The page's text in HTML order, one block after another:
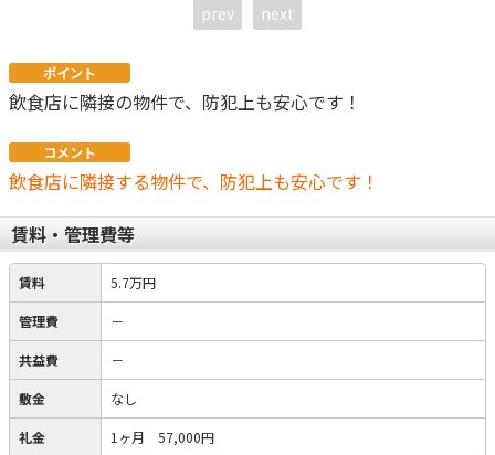
prev next
ポイント
飲食店に隣接の物件で、防犯上も安心です！
コメント
飲食店に隣接する物件で、防犯上も安心です！
賃料・管理費等
賃料 5.7万円
管理費 －
共益費 －
敷金 なし
礼金 1ヶ月 57,000円